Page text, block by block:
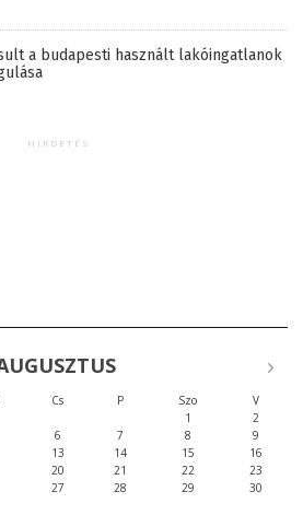
a budapesti használt lakóingatlanok
HIRDETÉS
Cs P Szo
V
1
2
6 7 8
9
13 14 15
16
20 21 22
23
27 28 29
30